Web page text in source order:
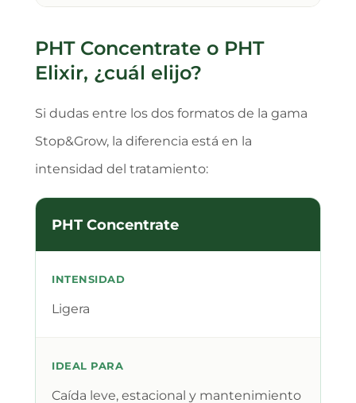
PHT Concentrate o PHT
Elixir, ¿cuál elijo?
Si dudas entre los dos formatos de la gama
Stop&Grow, la diferencia está en la
intensidad del tratamiento:
PHT Concentrate
INTENSIDAD
Ligera
IDEAL PARA
Caída leve, estacional y mantenimiento